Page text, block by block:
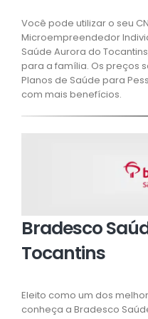
Você pode utilizar o seu
Microempreendedor
Saúde Aurora do
para a família. Os preços
Planos de Saúde para
com mais benefícios.
Bradesco
Tocantins
Eleito como um dos
conheça a Bradesco